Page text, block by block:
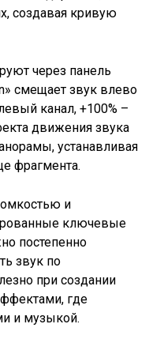
создавая кривую
через панель
смещает звук влево
канал, +100% –
движения звука
устанавливая
фрагмента.
и
ключевые
постепенно
звук по
при создании
где
и музыкой.